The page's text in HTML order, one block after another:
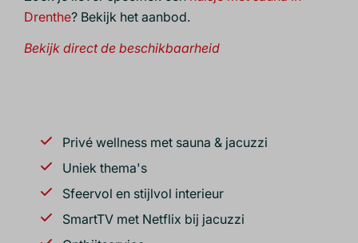
Drenthe? Bekijk het aanbod.
Bekijk direct de beschikbaarheid
Privé wellness met sauna & jacuzzi
Uniek thema's
Sfeervol en stijlvol interieur
SmartTV met Netflix bij jacuzzi